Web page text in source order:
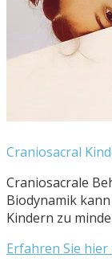
Craniosacral
Craniosacrale
Biodynamik
Kindern zu
Erfahren Sie